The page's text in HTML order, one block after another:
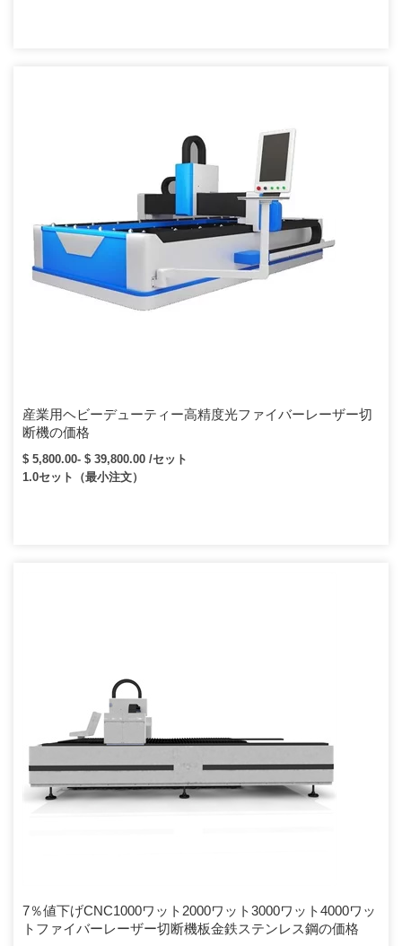
産業用ヘビーデューティー高精度光ファイバーレーザー切
断機の価格
$ 5,800.00- $ 39,800.00 /セット
1.0セット（最小注文）
7％値下げCNC1000ワット2000ワット3000ワット4000ワッ
トファイバーレーザー切断機板金鉄ステンレス鋼の価格